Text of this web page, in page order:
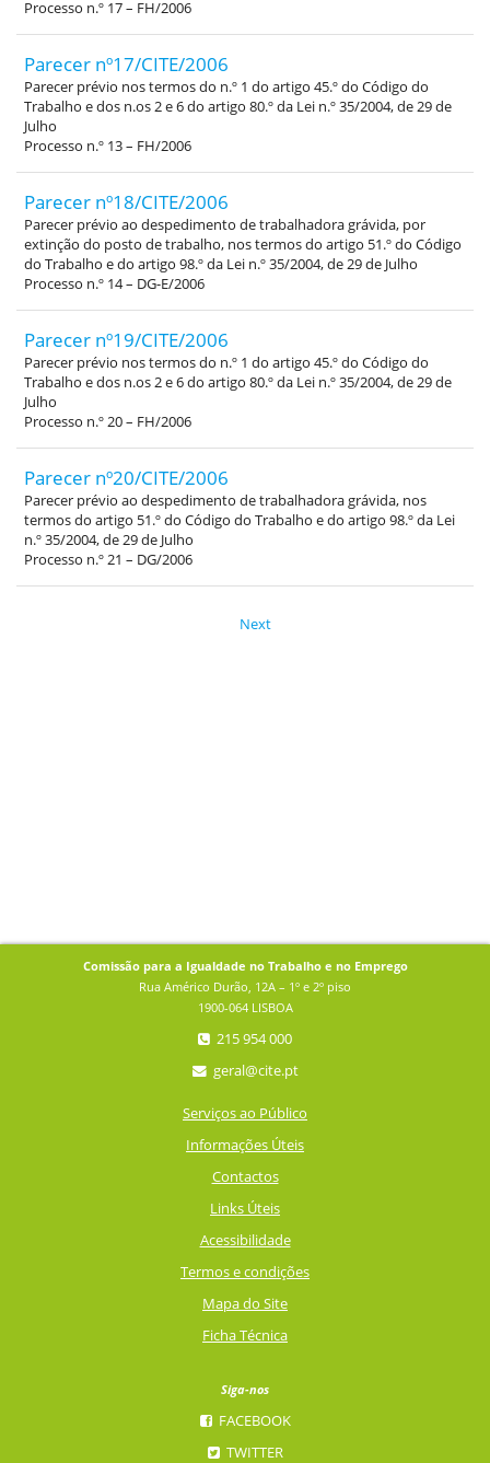
Processo n.º 17 – FH/2006
Parecer nº17/CITE/2006
Parecer prévio nos termos do n.º 1 do artigo 45.º do Código do
Trabalho e dos n.os 2 e 6 do artigo 80.º da Lei n.º 35/2004, de 29 de
Julho
Processo n.º 13 – FH/2006
Parecer nº18/CITE/2006
Parecer prévio ao despedimento de trabalhadora grávida, por
extinção do posto de trabalho, nos termos do artigo 51.º do Código
do Trabalho e do artigo 98.º da Lei n.º 35/2004, de 29 de Julho
Processo n.º 14 – DG-E/2006
Parecer nº19/CITE/2006
Parecer prévio nos termos do n.º 1 do artigo 45.º do Código do
Trabalho e dos n.os 2 e 6 do artigo 80.º da Lei n.º 35/2004, de 29 de
Julho
Processo n.º 20 – FH/2006
Parecer nº20/CITE/2006
Parecer prévio ao despedimento de trabalhadora grávida, nos
termos do artigo 51.º do Código do Trabalho e do artigo 98.º da Lei
n.º 35/2004, de 29 de Julho
Processo n.º 21 – DG/2006
Next
Comissão para a Igualdade no Trabalho e no Emprego
Rua Américo Durão, 12A – 1º e 2º piso
1900-064 LISBOA
215 954 000
geral@cite.pt
Serviços ao Público
Informações Úteis
Contactos
Links Úteis
Acessibilidade
Termos e condições
Mapa do Site
Ficha Técnica
Siga-nos
FACEBOOK
TWITTER